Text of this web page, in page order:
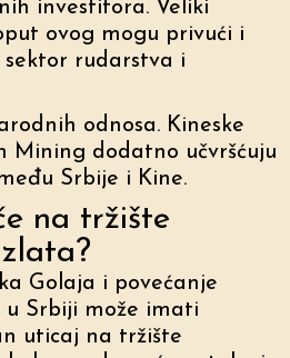
investitora. Veliki
ovog mogu privući i
rudarstva i
odnosa. Kineske
Mining dodatno učvršćuju
Srbije i Kine.
na tržište
Golaja i povećanje
Srbiji može imati
uticaj na tržište